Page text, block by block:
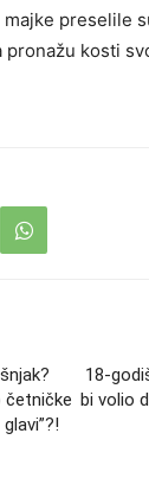
preselile
pronažu kosti
četničke
18-
bi volio